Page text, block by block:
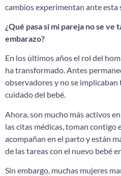
cambios experimentan ante esta
¿Qué pasa si mi pareja no se ve
embarazo?
En los últimos años el rol del
ha transformado. Antes
observadores y no se
cuidado del bebé.
Ahora, son mucho más activos
las citas médicas, toman
acompañan en el parto y están
de las tareas con el nuevo bebé
Sin embargo, muchas mujeres